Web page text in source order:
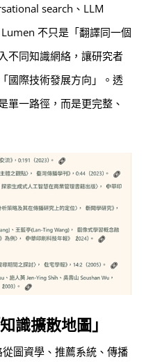
search、LLM
不只是「翻譯同一個
不同知識網絡，讓研究者
國際技術發展方向」。透
單一路徑，而是更完整、
識擴散地圖」
圖資學、推薦系統、傳播